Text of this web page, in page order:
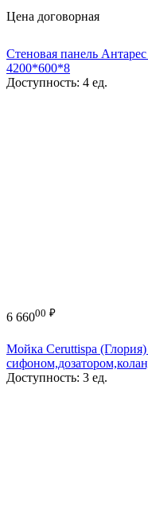
Цена договорная
Стеновая панель
4200*600*8
Доступность: 4 ед.
6 66000 ₽
Мойка Ceruttispa
Доступность: 3 ед.